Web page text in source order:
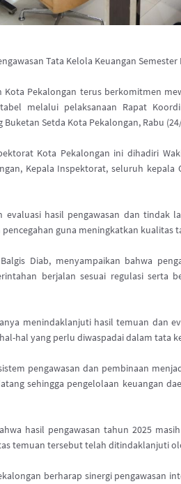
Tata Kelola Keuangan Semester
Kota Pekalongan terus berkomitmen
melalui pelaksanaan Rapat
Buketan Setda Kota Pekalongan, Rabu
Kota Pekalongan ini dihadiri
Kepala Inspektorat, seluruh kepala
hasil pengawasan dan tindak
guna meningkatkan kualitas
Diab, menyampaikan bahwa
berjalan sesuai regulasi serta
menindaklanjuti hasil temuan dan
hal yang perlu diwaspadai dalam tata
pengawasan dan pembinaan
sehingga pengelolaan keuangan
hasil pengawasan tahun 2025
temuan tersebut telah ditindaklanjuti
berharap sinergi pengawasan